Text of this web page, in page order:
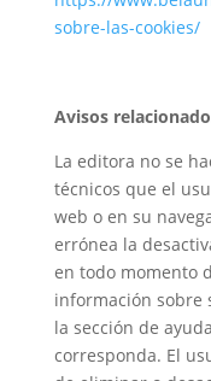
sobre-las-cookies/
Avisos
La editora no se
técnicos que el
web o en su
errónea la
en todo momento
información sobre
la sección de
corresponda. El